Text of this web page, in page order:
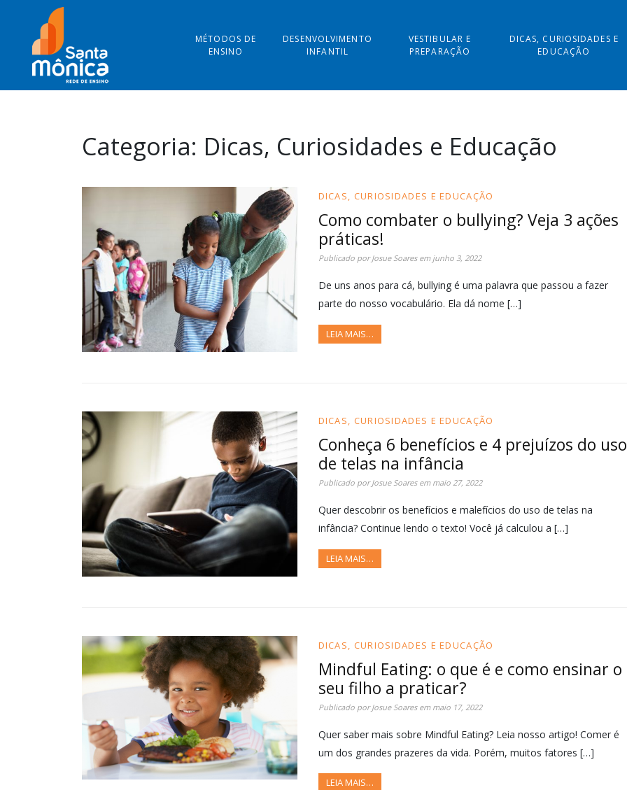
MÉTODOS DE
ENSINO
DESENVOLVIMENTO
INFANTIL
VESTIBULAR E
PREPARAÇÃO
DICAS, CURIOSIDADES E
EDUCAÇÃO
Categoria: Dicas, Curiosidades e Educação
DICAS, CURIOSIDADES E EDUCAÇÃO
Como combater o bullying? Veja 3 ações
práticas!
Publicado porJosue Soaresem junho 3, 2022
De uns anos para cá, bullying é uma palavra que passou a fazer
parte do nosso vocabulário. Ela dá nome […]
LEIA MAIS…
DICAS, CURIOSIDADES E EDUCAÇÃO
Conheça 6 benefícios e 4 prejuízos do uso
de telas na infância
Publicado porJosue Soaresem maio 27, 2022
Quer descobrir os benefícios e malefícios do uso de telas na
infância? Continue lendo o texto! Você já calculou a […]
LEIA MAIS…
DICAS, CURIOSIDADES E EDUCAÇÃO
Mindful Eating: o que é e como ensinar o
seu filho a praticar?
Publicado porJosue Soaresem maio 17, 2022
Quer saber mais sobre Mindful Eating? Leia nosso artigo! Comer é
um dos grandes prazeres da vida. Porém, muitos fatores […]
LEIA MAIS…